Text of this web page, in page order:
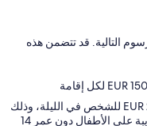
التالية. قد تتضمن هذه
تفرض المدينة ضريبة قدرها 2.00 EUR للشخص في الليلة، وذلك
حتى 10 ليالٍ. ولا تسري هذه الضريبة على الأطفال دون عمر 14